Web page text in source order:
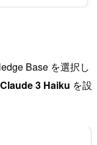
Base を選択し
Claude 3 Haiku を設